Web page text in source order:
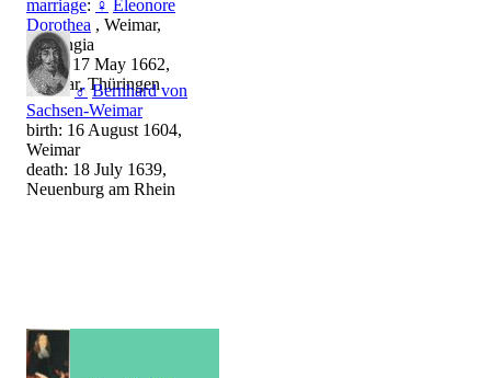
marriage: ♀ Eleonore
Dorothea , Weimar,
Thuringia
death: 17 May 1662,
Weimar, Thüringen
♂ Bernhard von
Sachsen-Weimar
birth: 16 August 1604,
Weimar
death: 18 July 1639,
Neuenburg am Rhein